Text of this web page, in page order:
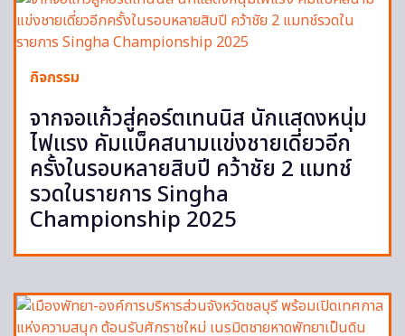
กิจกรรม
จากจอแก้วสู่คอร์ตเทนนิส นักแสดงหนุ่ม
ไฟแรง คัมแบ็คสนามแข่งชายเดี่ยวอีก
ครั้งในรอบหลายสิบปี คว้าชัย 2 แมทช์
รวดในรายการ Singha
Championship 2025